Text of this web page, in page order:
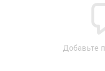
Добавьте